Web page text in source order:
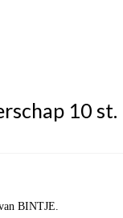
10 st.
BINTJE.